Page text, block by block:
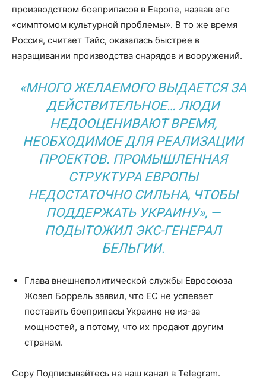
производством боеприпасов в Европе, назвав его
«симптомом культурной проблемы». В то же время
Россия, считает Тайс, оказалась быстрее в
наращивании производства снарядов и вооружений.
«МНОГО ЖЕЛАЕМОГО ВЫДАЕТСЯ ЗА
ДЕЙСТВИТЕЛЬНОЕ… ЛЮДИ
НЕДООЦЕНИВАЮТ ВРЕМЯ,
НЕОБХОДИМОЕ ДЛЯ РЕАЛИЗАЦИИ
ПРОЕКТОВ. ПРОМЫШЛЕННАЯ
СТРУКТУРА ЕВРОПЫ
НЕДОСТАТОЧНО СИЛЬНА, ЧТОБЫ
ПОДДЕРЖАТЬ УКРАИНУ», —
ПОДЫТОЖИЛ ЭКС-ГЕНЕРАЛ
БЕЛЬГИИ.
Глава внешнеполитической службы Евросоюза
Жозеп Боррель заявил, что ЕС не успевает
поставить боеприпасы Украине не из-за
мощностей, а потому, что их продают другим
странам.
Copy Подписывайтесь на наш канал в Telegram.